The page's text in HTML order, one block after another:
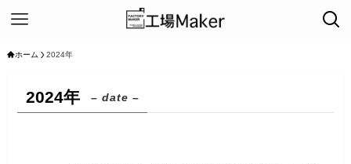
ホーム 2024年
2024年 – date –